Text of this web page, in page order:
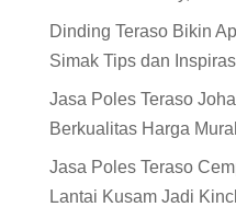
Dinding Teraso Bikin
Simak Tips dan
Jasa Poles Teraso
Berkualitas Harga
Jasa Poles Teraso
Lantai Kusam Jadi